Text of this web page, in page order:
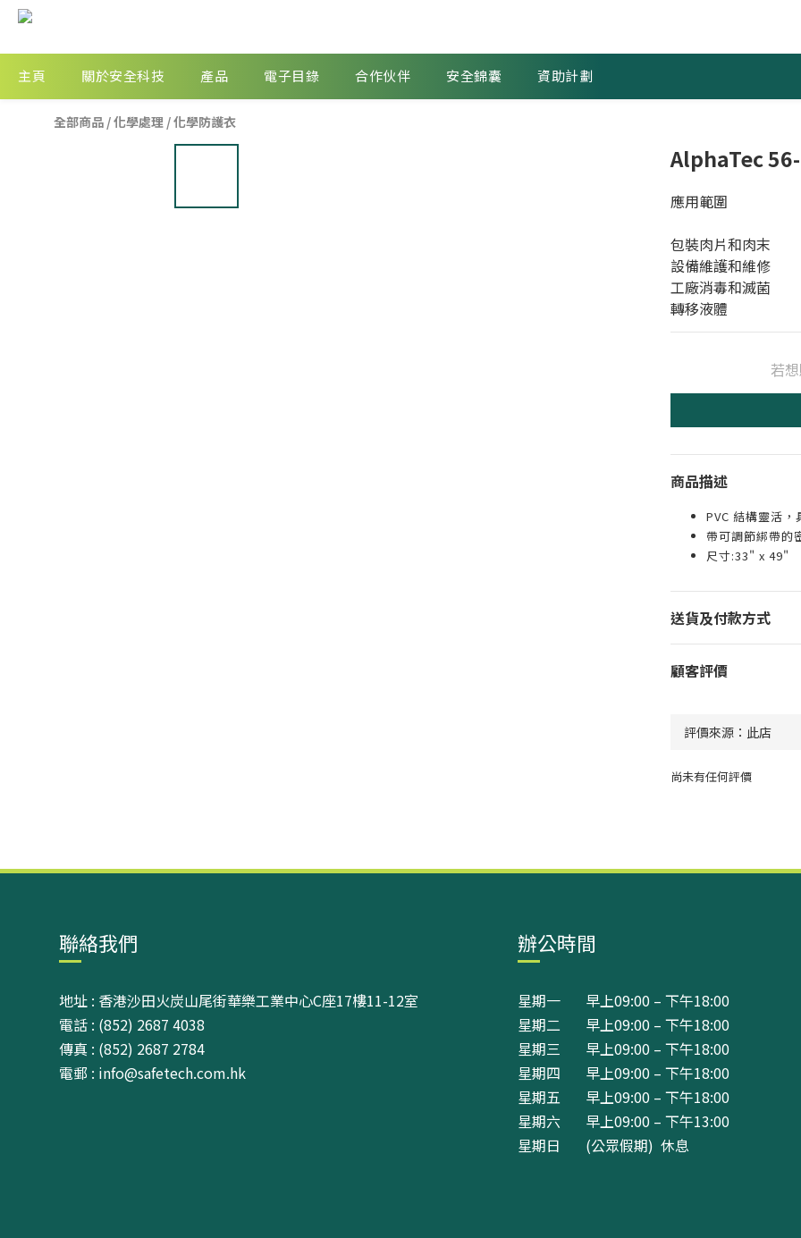
主頁 關於安全科技 產品 電子目錄 合作伙伴 安全錦囊 資助計劃
全部商品 /化學處理 /化學防護衣
AlphaTec
應用範圍
包裝肉片和肉末
設備維護和維修
工廠消毒和滅菌
轉移液體
若
商品描述
PVC 結構靈活
帶可調節綁帶的
尺寸:33" x 49"
送貨及付款方式
顧客評價
尚未有任何評價
聯絡我們
地址 : 香港沙田火炭山尾街華樂工業中心C座17樓11-12室
電話 : (852) 2687 4038
傳真 : (852) 2687 2784
電郵 : info@safetech.com.hk
辦公時間
星期一 早上09:00 – 下午18:00
星期二 早上09:00 – 下午18:00
星期三 早上09:00 – 下午18:00
星期四 早上09:00 – 下午18:00
星期五 早上09:00 – 下午18:00
星期六 早上09:00 – 下午13:00
星期日 (公眾假期) 休息